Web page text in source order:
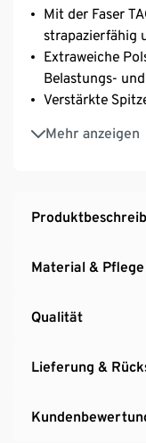
Mit der Faser
strapazierfähig
Extraweiche
Belastungs-
Verstärkte
Mehr anzeigen
Extraflache
Mit
Unisex
Material & Pflege
Qualität
Lieferung &